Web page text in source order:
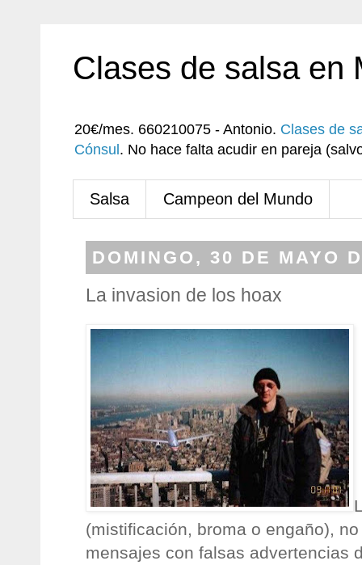
Clases de salsa en
20€/mes. 660210075 - Antonio. Clases de
Cónsul . No hace falta acudir en pareja
Salsa Campeon del Mundo
DOMINGO, 30 DE MAYO
La invasion de los hoax
(mistificación, broma o engaño),
mensajes con falsas advertencias